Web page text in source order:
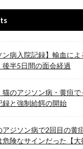
ン病入院記録】輸血に
後半5日間の面会経過
猫のアジソン病・黄疸
録と強制給餌の開始
アジソン病で2回目の黄
険なサインだった【大